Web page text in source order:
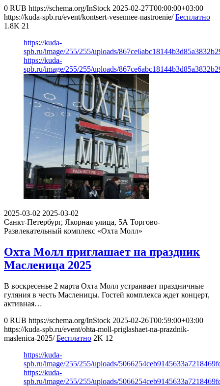
0 RUB https://schema.org/InStock 2025-02-27T00:00:00+03:00
https://kuda-spb.ru/event/kontsert-vesennee-nastroenie/ Бесплатно
1.8K 21
https://kuda-
spb.ru/image/255/255/uploads/
https://kuda-
spb.ru/image/255/255/uploads/
2025-03-02 2025-03-02
Санкт-Петербург, Якорная улица, 5А Торгово-
Развлекательный комплекс «Охта Молл»
Охта Молл приглашает на праздник
Масленица 2025
В воскресенье 2 марта Охта Молл устраивает праздничные
гуляния в честь Масленицы. Гостей комплекса ждет концерт,
активная…
0 RUB https://schema.org/InStock 2025-02-26T00:59:00+03:00
https://kuda-spb.ru/event/ohta-moll-priglashaet-na-prazdnik-
maslenica-2025/ Бесплатно 2K 12
https://kuda-
spb.ru/image/255/255/uploads/
https://kuda-
spb.ru/image/255/255/uploads/